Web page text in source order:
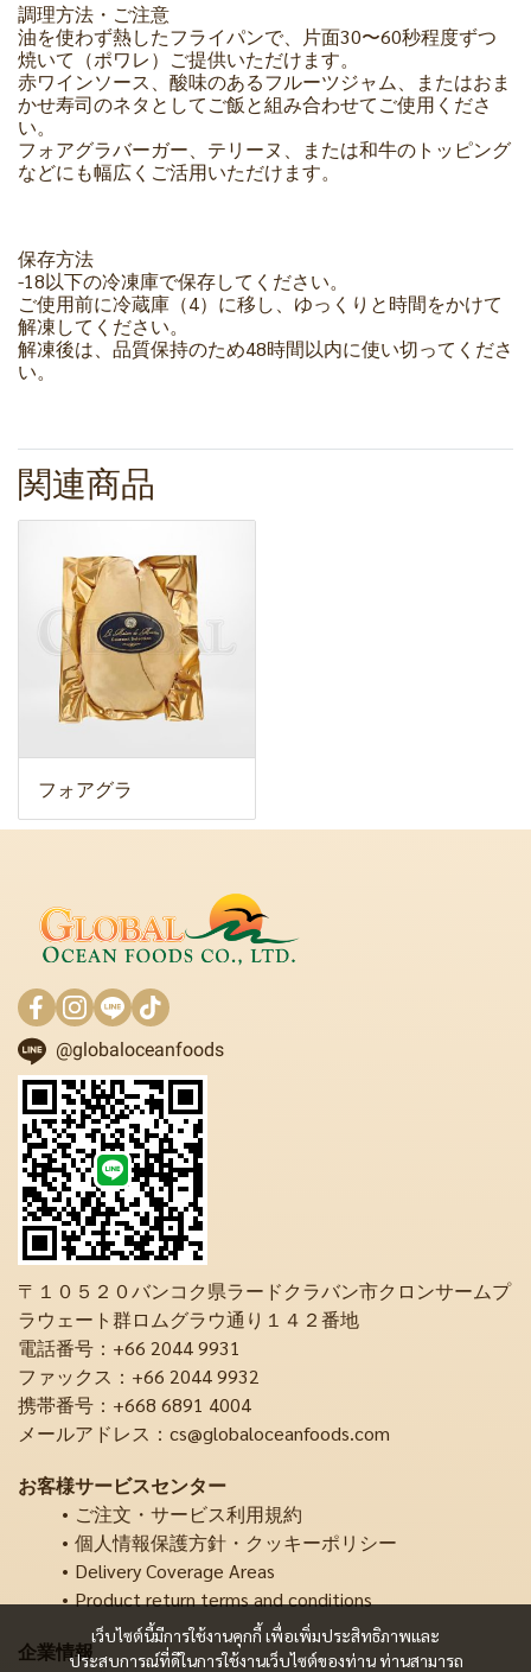
調理方法・ご注意
油を使わず熱したフライパンで、片面30〜60秒程度ずつ
焼いて（ポワレ）ご提供いただけます。
赤ワインソース、酸味のあるフルーツジャム、またはおま
かせ寿司のネタとしてご飯と組み合わせてご使用くださ
い。
フォアグラバーガー、テリーヌ、または和牛のトッピング
などにも幅広くご活用いただけます。
保存方法
-18以下の冷凍庫で保存してください。
ご使用前に冷蔵庫（4）に移し、ゆっくりと時間をかけて
解凍してください。
解凍後は、品質保持のため48時間以内に使い切ってくださ
い。
関連商品
フォアグラ
เว็บไซต์นี้มีการใช้งานคุกกี้ เพื่อเพิ่มประสิทธิภาพและ
ประสบการณ์ที่ดีในการใช้งานเว็บไซต์ของท่าน ท่านสามารถ
@globaloceanfoods
〒１０５２０バンコク県ラードクラバン市クロンサームプ
ラウェート群ロムグラウ通り１４２番地
電話番号：+66 2044 9931
ファックス：+66 2044 9932
携帯番号：+668 6891 4004
メールアドレス：cs@globaloceanfoods.com
お客様サービスセンター
ご注文・サービス利用規約
個人情報保護方針・クッキーポリシー
Delivery Coverage Areas
Product return terms and conditions
企業情報